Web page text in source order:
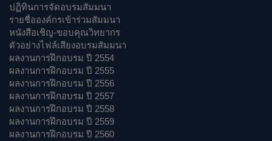
ปฏิทินการจัดอบรมสัมมนา
รายชื่อองค์กรเข้าร่วมสัมมนา
หนังสือเชิญ-ขอบคุณวิทยากร
ตัวอย่างไฟล์เสียงอบรมสัมมนา
ผลงานการฝึกอบรม ปี 2554
ผลงานการฝึกอบรม ปี 2555
ผลงานการฝึกอบรม ปี 2556
ผลงานการฝึกอบรม ปี 2557
ผลงานการฝึกอบรม ปี 2558
ผลงานการฝึกอบรม ปี 2559
ผลงานการฝึกอบรม ปี 2560